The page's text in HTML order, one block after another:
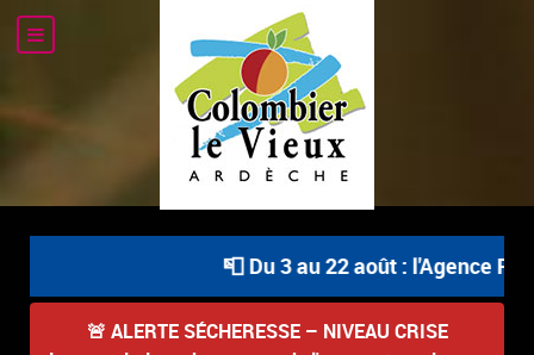
📮 Du 3 au 22 août : l'Agence
🚨 ALERTE SÉCHERESSE – NIVEAU CRISE